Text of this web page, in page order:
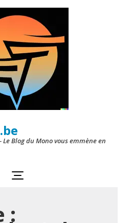
Blog du Mono vous emmène en
: